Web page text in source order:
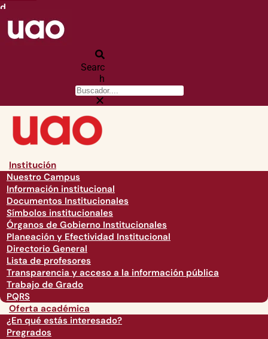
d
Searc
h
Institución
Nuestro Campus
Información institucional
Documentos Institucionales
Símbolos institucionales
Órganos de Gobierno Institucionales
Planeación y Efectividad Institucional
Directorio General
Lista de profesores
Transparencia y acceso a la información pública
Trabajo de Grado
PQRS
Oferta académica
¿En qué estás interesado?
Pregrados